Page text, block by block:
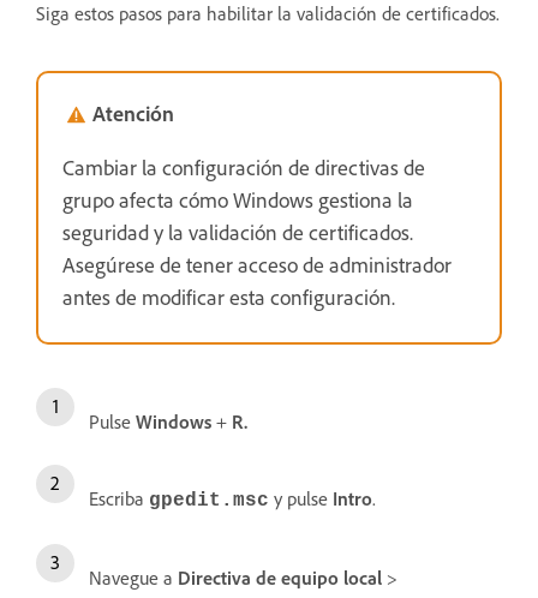
Siga estos pasos para habilitar la validación de certificados.
Atención
Cambiar la configuración de directivas de
grupo afecta cómo Windows gestiona la
seguridad y la validación de certificados.
Asegúrese de tener acceso de administrador
antes de modificar esta configuración.
Pulse Windows + R.
Escriba gpedit.msc y pulse Intro.
Navegue a Directiva de equipo local >